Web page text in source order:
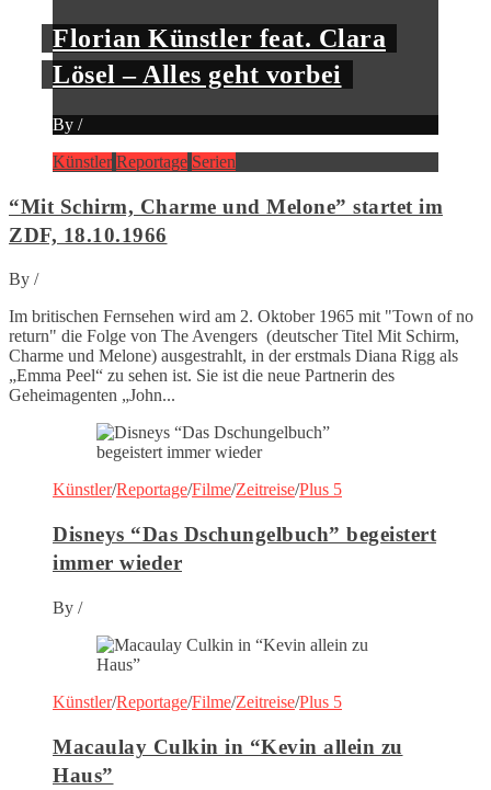
Florian Künstler feat. Clara
Lösel – Alles geht vorbei
By /
Künstler Reportage Serien
“Mit Schirm, Charme und Melone” startet im
ZDF, 18.10.1966
By /
Im britischen Fernsehen wird am 2. Oktober 1965 mit "Town of no
return" die Folge von The Avengers (deutscher Titel Mit Schirm,
Charme und Melone) ausgestrahlt, in der erstmals Diana Rigg als
„Emma Peel“ zu sehen ist. Sie ist die neue Partnerin des
Geheimagenten „John...
Künstler/Reportage/Filme/Zeitreise/Plus 5
Disneys “Das Dschungelbuch” begeistert
immer wieder
By /
Künstler/Reportage/Filme/Zeitreise/Plus 5
Macaulay Culkin in “Kevin allein zu
Haus”